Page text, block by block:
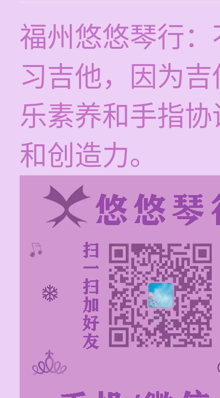
福州悠悠琴行
习吉他，因为
乐素养和手指
和创造力。